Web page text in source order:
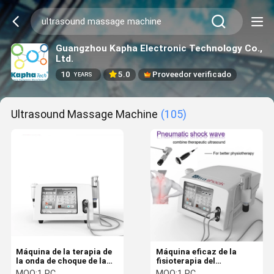
Guangzhou Kapha Electronic Technology Co.,
Ltd.
10 YEARS 5.0 Proveedor verificado
Ultrasound Massage Machine (105)
Máquina de la terapia de
la onda de choque de la
máquina de la
Máquina eficaz de la
fisioterapia del
ultrasonido para los